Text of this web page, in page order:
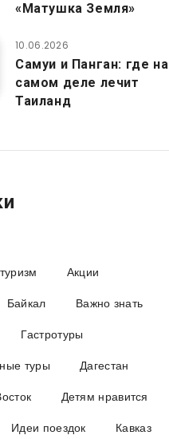
«Матушка Земля»
10.06.2026
Самуи и Панган: где на
самом деле лечит
Таиланд
Акции
Байкал
Важно знать
Гастротуры
туры
Дагестан
Детям нравится
Идеи поездок
Кавказ